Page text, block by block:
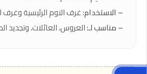
– الاستخدام:غرف النوم الرئيسية
– مناسب لـ:العروس، العائلات، وتجديد